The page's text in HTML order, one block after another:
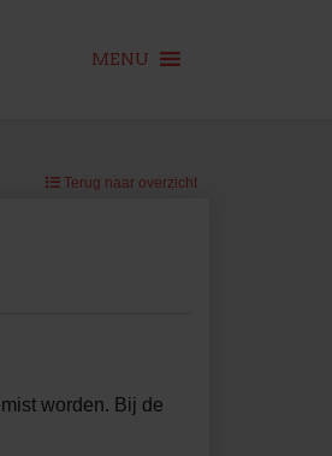
MENU
Terug naar overzicht
worden. Bij de